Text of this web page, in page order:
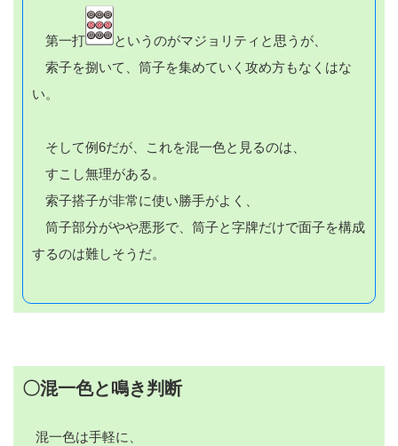
第一打
というのがマジョリティと思うが、
索子を捌いて、筒子を集めていく攻め方もなくはな
い。
そして例6だが、これを混一色と見るのは、
すこし無理がある。
索子搭子が非常に使い勝手がよく、
筒子部分がやや悪形で、筒子と字牌だけで面子を構成
するのは難しそうだ。
〇混一色と鳴き判断
混一色は手軽に、